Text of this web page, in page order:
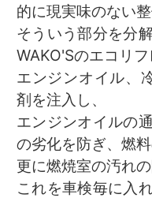
的に現実味のない
そういう部分を分
WAKO'Sのエコリフ
エンジンオイル、
剤を注入し、
エンジンオイルの
の劣化を防ぎ、燃
更に燃焼室の汚れ
これを車検毎に入